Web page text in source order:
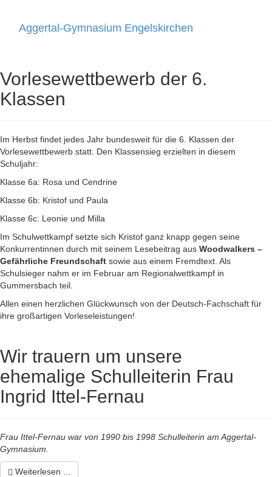
Aggertal-Gymnasium Engelskirchen
Vorlesewettbewerb der 6.
Klassen
Im Herbst findet jedes Jahr bundesweit für die 6. Klassen der
Vorlesewettbewerb statt. Den Klassensieg erzielten in diesem
Schuljahr:
Klasse 6a: Rosa und Cendrine
Klasse 6b: Kristof und Paula
Klasse 6c: Leonie und Milla
Im Schulwettkampf setzte sich Kristof ganz knapp gegen seine
Konkurrentinnen durch mit seinem Lesebeitrag aus Woodwalkers –
Gefährliche Freundschaft sowie aus einem Fremdtext. Als
Schulsieger nahm er im Februar am Regionalwettkampf in
Gummersbach teil.
Allen einen herzlichen Glückwunsch von der Deutsch-Fachschaft für
ihre großartigen Vorleseleistungen!
Wir trauern um unsere
ehemalige Schulleiterin Frau
Ingrid Ittel-Fernau
Frau Ittel-Fernau war von 1990 bis 1998 Schulleiterin am Aggertal-
Gymnasium.
Weiterlesen ...